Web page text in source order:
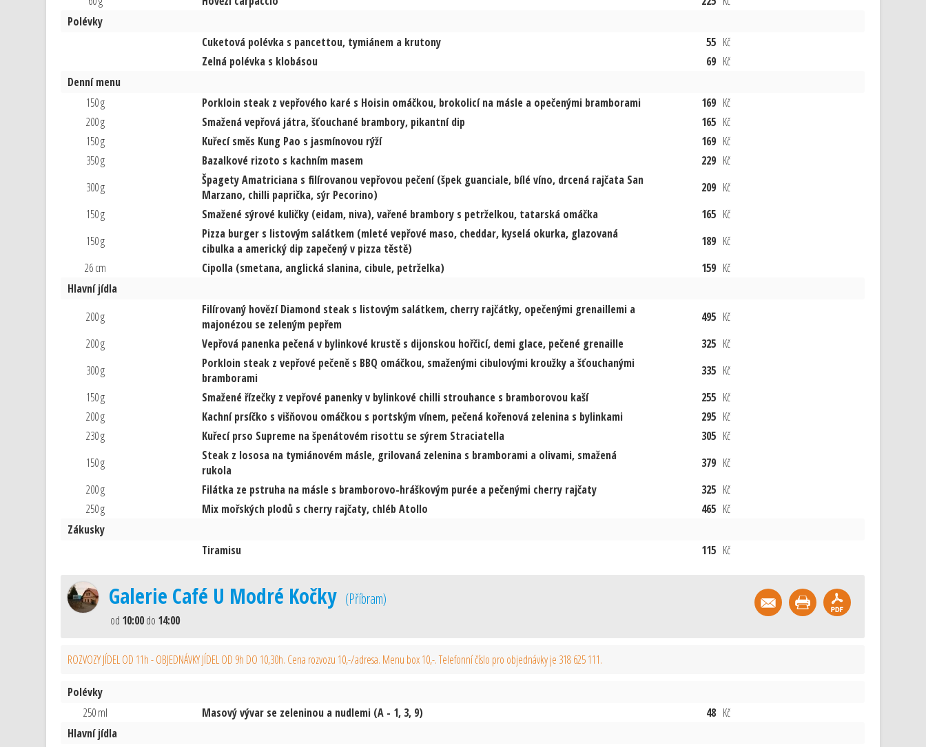
Polévky
Cuketová polévka s pancettou, tymiánem a krutony
55 Kč
Zelná polévka s klobásou
69 Kč
Denní menu
150 g
Porkloin steak z vepřového karé s Hoisin omáčkou, brokolicí na másle a opečenými bramborami 169 Kč
200 g
Smažená vepřová játra, šťouchané brambory, pikantní dip 165 Kč
150 g
Kuřecí směs Kung Pao s jasmínovou rýží 169 Kč
350 g
Bazalkové rizoto s kachním masem 229 Kč
300 g
Špagety Amatriciana s filírovanou vepřovou pečení (špek guanciale, bílé víno, drcená rajčata San
Marzano, chilli paprička, sýr Pecorino)
209 Kč
150 g
Smažené sýrové kuličky (eidam, niva), vařené brambory s petrželkou, tatarská omáčka 165 Kč
150 g
Pizza burger s listovým salátkem (mleté vepřové maso, cheddar, kyselá okurka, glazovaná
cibulka a americký dip zapečený v pizza těstě)
189 Kč
26 cm
Cipolla (smetana, anglická slanina, cibule, petrželka) 159 Kč
Hlavní jídla
200 g
Filírovaný hovězí Diamond steak s listovým salátkem, cherry rajčátky, opečenými grenaillemi a
majonézou se zeleným pepřem
495 Kč
200 g
Vepřová panenka pečená v bylinkové krustě s dijonskou hořčicí, demi glace, pečené grenaille 325 Kč
300 g
Porkloin steak z vepřové pečeně s BBQ omáčkou, smaženými cibulovými kroužky a šťouchanými
bramborami
335 Kč
150 g
Smažené řízečky z vepřové panenky v bylinkové chilli strouhance s bramborovou kaší 255 Kč
200 g
Kachní prsíčko s višňovou omáčkou s portským vínem, pečená kořenová zelenina s bylinkami 295 Kč
230 g
Kuřecí prso Supreme na špenátovém risottu se sýrem Straciatella 305 Kč
150 g
Steak z lososa na tymiánovém másle, grilovaná zelenina s bramborami a olivami, smažená
rukola
379 Kč
200 g
Filátka ze pstruha na másle s bramborovo-hráškovým purée a pečenými cherry rajčaty 325 Kč
250 g
Mix mořských plodů s cherry rajčaty, chléb Atollo 465 Kč
Zákusky
Tiramisu
115 Kč
Galerie Café U Modré Kočky (Příbram)
od 10:00do 14:00
ROZVOZY JÍDEL OD 11h - OBJEDNÁVKY JÍDEL OD 9h DO 10,30h. Cena rozvozu 10,-/adresa. Menu box 10,-. Telefonní číslo pro objednávky je 318 625 111.
Polévky
250 ml
Masový vývar se zeleninou a nudlemi (A - 1, 3, 9) 48 Kč
Hlavní jídla